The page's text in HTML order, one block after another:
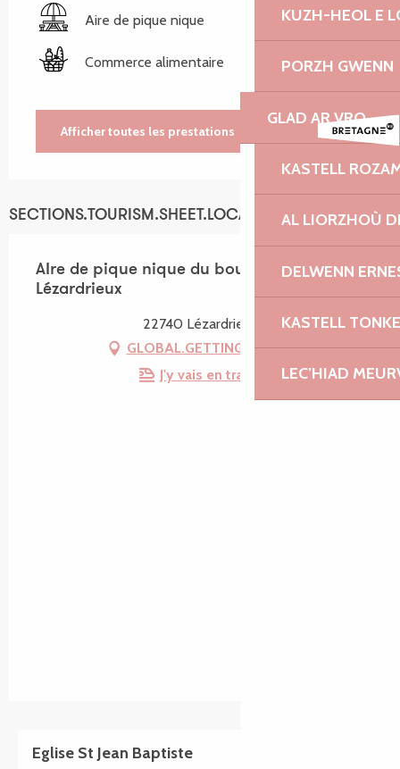
KUZH-HEOL E
PORZH GWENN
GLAD AR VRO
KASTELL
AL LIORZHOÙ
DELWENN
KASTELL
LEC’HIAD
Aire de pique nique
Commerce alimentaire
Afficher toutes les prestations
SECTIONS.TOURISM.SHEET.LOCATION
AIre de pique nique du bourg de
Lézardrieux
22740 Lézardrieux
GLOBAL.GETTING_THERE
J'y vais en train !
Eglise St Jean Baptiste